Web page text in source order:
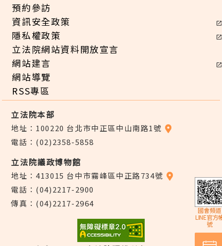
預約參訪
資訊安全政策
隱私權政策
立法院網站資料開放宣言
網站建言
網站導覽
RSS專區
立法院本部
地址：100220 台北市中正區中山南路1號
電話：(02)2358-5858
立法院議政博物館
地址：413015 台中市霧峰區中正路734號
電話：(04)2217-2900
傳真：(04)2217-2964
國會頻道
LINE官方
號